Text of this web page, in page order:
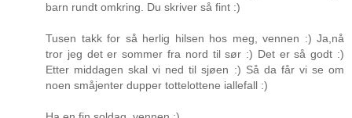
barn rundt omkring. Du skriver så fint :)
Tusen takk for så herlig hilsen hos meg, vennen :) Ja,nå
tror jeg det er sommer fra nord til sør :) Det er så godt :)
Etter middagen skal vi ned til sjøen :) Så da får vi se om
noen småjenter dupper tottelottene iallefall :)